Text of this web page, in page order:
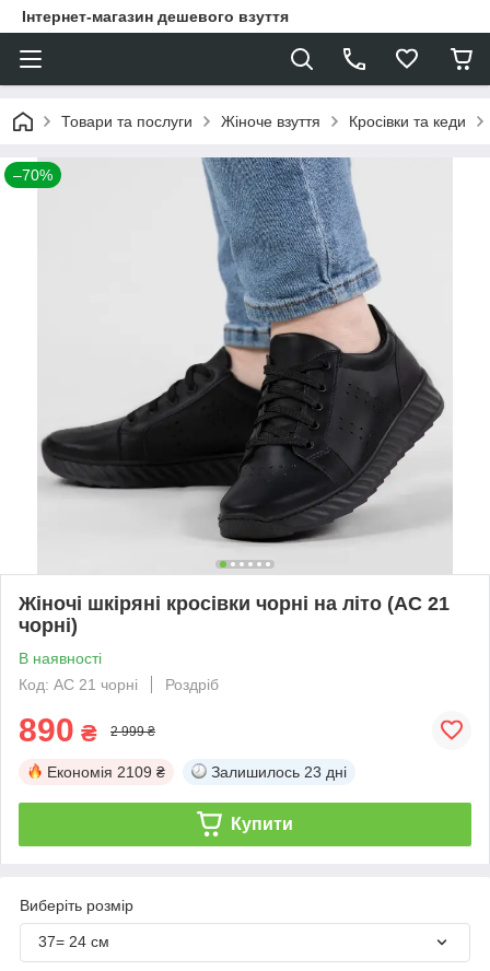
Інтернет-магазин дешевого взуття
Товари та послуги Жіноче взуття Кросівки та кеди
–70%
Жіночі шкіряні кросівки чорні на літо (АС 21
чорні)
В наявності
Код: АС 21 чорні
Роздріб
890 ₴ 2 999 ₴
Економія 2109 ₴ Залишилось 23 дні
Купити
Виберіть розмір
37= 24 см